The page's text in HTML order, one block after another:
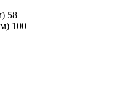
58
100